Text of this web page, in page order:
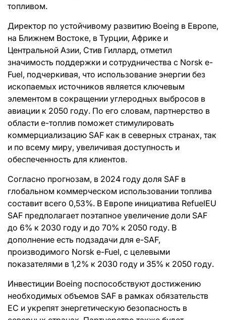
топливом.
Директор по устойчивому развитию Boeing в Европе,
на Ближнем Востоке, в Турции, Африке и
Центральной Азии, Стив Гиллард, отметил
значимость поддержки и сотрудничества с Norsk e-
Fuel, подчеркивая, что использование энергии без
ископаемых источников является ключевым
элементом в сокращении углеродных выбросов в
авиации к 2050 году. По его словам, партнерство в
области e-топлив поможет стимулировать
коммерциализацию SAF как в северных странах, так
и по всему миру, увеличивая доступность и
обеспеченность для клиентов.
Согласно прогнозам, в 2024 году доля SAF в
глобальном коммерческом использовании топлива
составит всего 0,53%. В Европе инициатива RefuelEU
SAF предполагает поэтапное увеличение доли SAF
до 6% к 2030 году и до 70% к 2050 году. В
дополнение есть подзадачи для e-SAF,
производимого Norsk e-Fuel, с целевыми
показателями в 1,2% к 2030 году и 35% к 2050 году.
Инвестиции Boeing поспособствуют достижению
необходимых объемов SAF в рамках обязательств
ЕС и укрепят энергетическую безопасность в